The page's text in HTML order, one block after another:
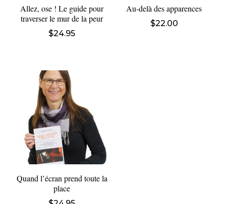
Allez, ose ! Le guide pour
traverser le mur de la peur
$24.95
Au-delà des apparences
$22.00
Quand l’écran prend toute la
place